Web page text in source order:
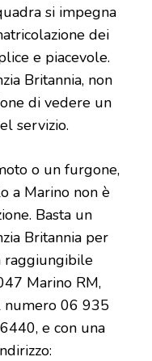
si impegna
dei
e piacevole.
Britannia, non
di vedere un
servizio.
o un furgone,
a Marino non è
Basta un
Britannia per
raggiungibile
Marino RM,
numero 06 935
e con una